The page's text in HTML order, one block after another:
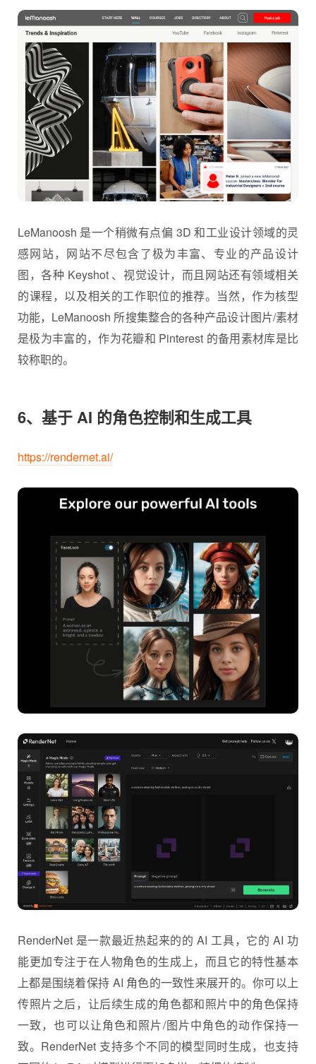
LeManoosh 是一个稍微有点偏 3D 和工业设计领域的灵
感网站，网站不尽包含了极为丰富、专业的产品设计
图，各种 Keyshot 、视觉设计，而且网站还有领域相关
的课程，以及相关的工作职位的推荐。当然，作为核型
功能，LeManoosh 所搜集整合的各种产品设计图片/素材
是极为丰富的，作为花瓣和 Pinterest 的备用素材库是比
较称职的。
6、基于 AI 的角色控制和生成工具
https://rendernet.ai/
RenderNet 是一款最近热起来的的 AI 工具，它的 AI 功
能更加专注于在人物角色的生成上，而且它的特性基本
上都是围绕着保持 AI 角色的一致性来展开的。你可以上
传照片之后，让后续生成的角色都和照片中的角色保持
一致，也可以让角色和照片/图片中角色的动作保持一
致。RenderNet 支持多个不同的模型同时生成，也支持